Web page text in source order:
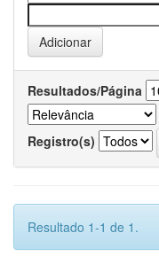
Resultados/Página
Registro(s)
Resultado 1-1 de 1.